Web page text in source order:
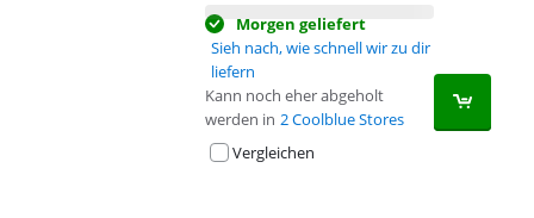
Morgen geliefert
Sieh nach, wie schnell wir zu dir
liefern
Kann noch eher abgeholt
werden in 2 Coolblue Stores
Vergleichen